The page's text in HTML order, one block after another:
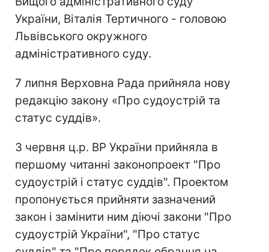
України, Віталія Тертичного - головою
Львівського окружного
адміністративного суду.
7 липня Верховна Рада прийняла нову
редакцію закону «Про судоустрій та
статус суддів».
3 червня ц.р. ВР України прийняла в
першому читанні законопроект "Про
судоустрій і статус суддів". Проектом
пропонується прийняти зазначений
закон і замінити ним діючі закони "Про
судоустрій України", "Про статус